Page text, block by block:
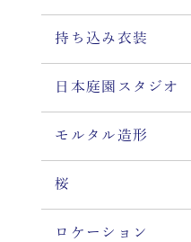
持ち込み衣装
日本庭園スタジオ
モルタル造形
桜
ロケーション